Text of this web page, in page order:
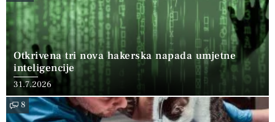
Otkrivena tri nova hakerska napada umjetne
inteligencije
31.7.2026
8